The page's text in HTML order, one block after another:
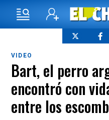
VIDEO
Bart, el perro
encontró con
entre los